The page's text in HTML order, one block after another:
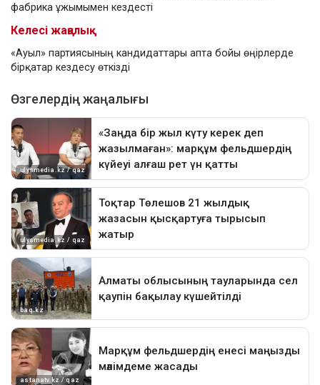
фабрика ұжымымен кездесті
Келесі жаңалық
«Ауыл» партиясының кандидаттары апта бойы өңірлерде
бірқатар кездесу өткізді